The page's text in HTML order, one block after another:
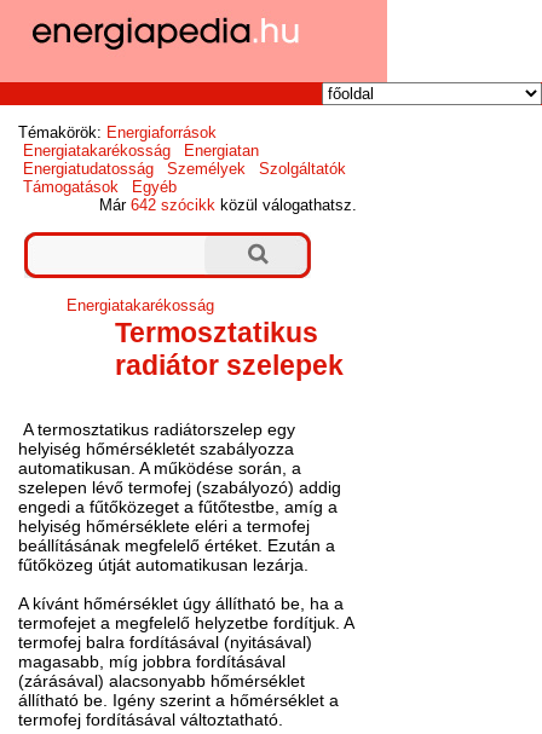
Témakörök: Energiaforrások
Energiatakarékosság
Energiatan
Energiatudatosság
Személyek
Szolgáltatók
Támogatások
Egyéb
Már642 szócikk közül válogathatsz.
Energiatakarékosság
Termosztatikus
radiátor szelepek
A termosztatikus radiátorszelep egy
helyiség hőmérsékletét szabályozza
automatikusan. A működése során, a
szelepen lévő termofej (szabályozó) addig
engedi a fűtőközeget a fűtőtestbe, amíg a
helyiség hőmérséklete eléri a termofej
beállításának megfelelő értéket. Ezután a
fűtőközeg útját automatikusan lezárja.
A kívánt hőmérséklet úgy állítható be, ha a
termofejet a megfelelő helyzetbe fordítjuk. A
termofej balra fordításával (nyitásával)
magasabb, míg jobbra fordításával
(zárásával) alacsonyabb hőmérséklet
állítható be. Igény szerint a hőmérséklet a
termofej fordításával változtatható.